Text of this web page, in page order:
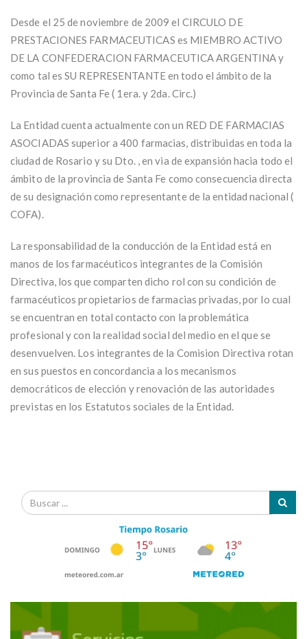
Desde el 25 de noviembre de 2009 el CIRCULO DE
PRESTACIONES FARMACEUTICAS es MIEMBRO ACTIVO
DE LA CONFEDERACION FARMACEUTICA ARGENTINA y
como tal es SU REPRESENTANTE en todo el ámbito de la
Provincia de Santa Fe ( 1era. y 2da. Circ.)
La Entidad cuenta actualmente con un RED DE FARMACIAS
ASOCIADAS superior a 400 farmacias, distribuidas en toda la
ciudad de Rosario y su Dto. , en via de expansión hacia todo el
ámbito de la provincia de Santa Fe como consecuencia directa
de su designación como representante de la entidad nacional (
COFA).
La responsabilidad de la conducción de la Entidad está en
manos de los farmacéuticos integrantes de la Comisión
Directiva, los que comparten dicho rol con su condición de
farmacéuticos propietarios de farmacias privadas, por lo cual
se encuentran en total contacto con la problemática
profesional y con la realidad social del medio en el que se
desenvuelven. Los integrantes de la Comision Directiva rotan
en sus puestos en concordancia a los mecanismos
democráticos de elección y renovación de las autoridades
previstas en los Estatutos sociales de la Entidad.